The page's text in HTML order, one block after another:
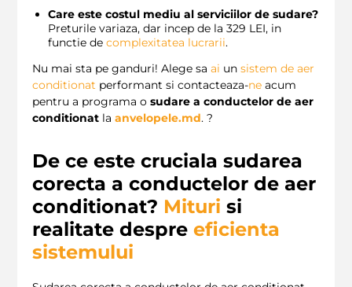
Care este costul mediu al serviciilor de sudare?
Preturile variaza, dar incep de la 329 LEI, in
functie de complexitatea lucrarii.
Nu mai sta pe ganduri! Alege sa ai un sistem de aer
conditionat performant si contacteaza-ne acum
pentru a programa o sudare a conductelor de aer
conditionat la anvelopele.md. ?️
De ce este cruciala sudarea
corecta a conductelor de aer
conditionat? Mituri si
realitate despre eficienta
sistemului